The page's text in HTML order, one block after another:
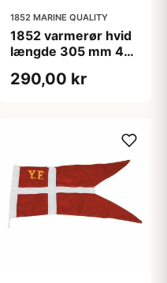
1852 MARINE QUALITY
1852 varmerør hvid
længde 305 mm 45
290,00 kr